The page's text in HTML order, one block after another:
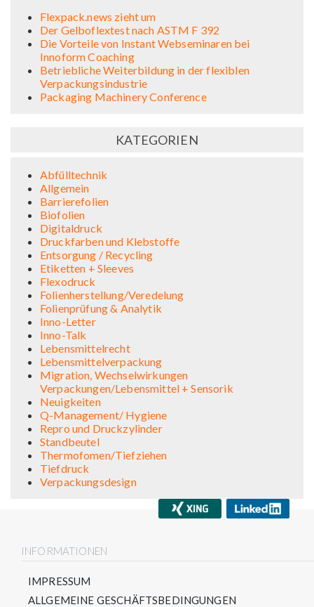
Flexpack.news zieht um
Der Gelboflextest nach ASTM F 392
Die Vorteile von Instant Webseminaren bei
Innoform Coaching
Betriebliche Weiterbildung in der flexiblen
Verpackungsindustrie
Packaging Machinery Conference
KATEGORIEN
Abfülltechnik
Allgemein
Barrierefolien
Biofolien
Digitaldruck
Druckfarben und Klebstoffe
Entsorgung / Recycling
Etiketten + Sleeves
Flexodruck
Folienherstellung/Veredelung
Folienprüfung & Analytik
Inno-Letter
Inno-Talk
Lebensmittelrecht
Lebensmittelverpackung
Migration, Wechselwirkungen
Verpackungen/Lebensmittel + Sensorik
Neuigkeiten
Q-Management/ Hygiene
Repro und Druckzylinder
Standbeutel
Thermofomen/Tiefziehen
Tiefdruck
Verpackungsdesign
INFORMATIONEN
IMPRESSUM
ALLGEMEINE GESCHÄFTSBEDINGUNGEN